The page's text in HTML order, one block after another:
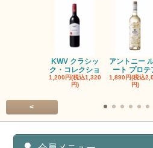
KWV クラシッ
ク・コレクショ
1,200円(税込1,320
円)
アントニー
ート プロテ
1,890円(税込
円)
<